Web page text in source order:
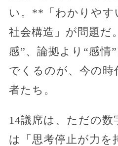
い。**「わかりやす
社会構造」が問題だ
感”、論拠より“感情
でくるのが、今の時
者たち。
14議席は、ただの
は「思考停止が力を